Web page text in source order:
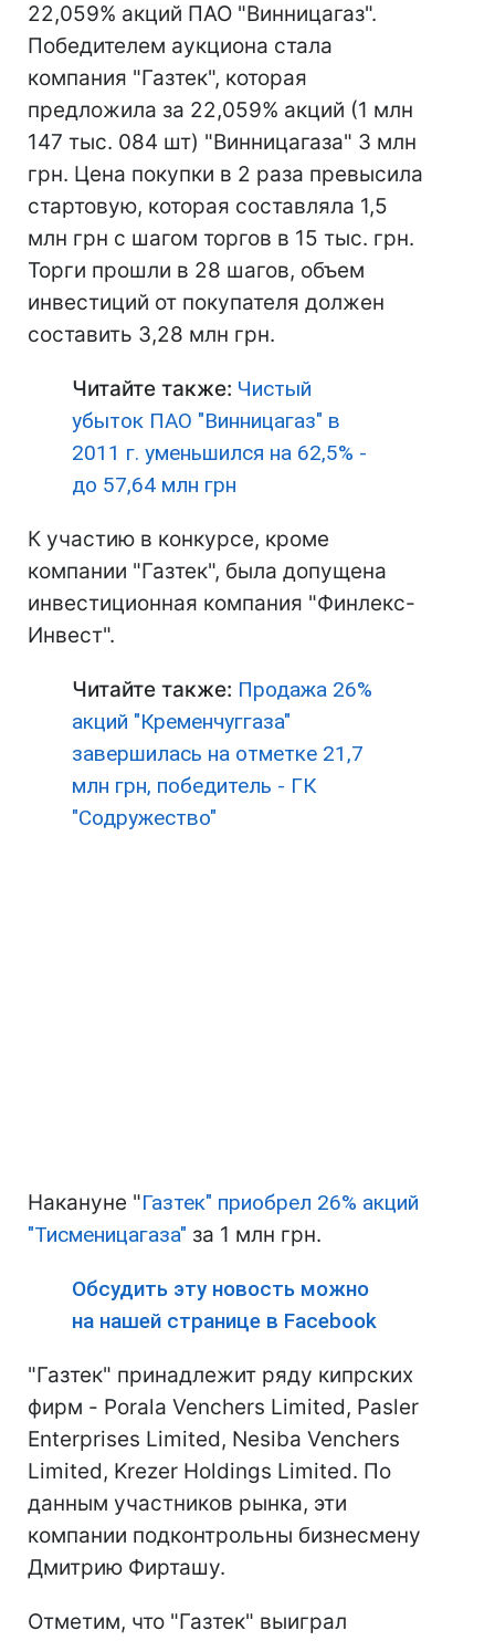
22,059% акций ПАО "Винницагаз".
Победителем аукциона стала
компания "Газтек", которая
предложила за 22,059% акций (1 млн
147 тыс. 084 шт) "Винницагаза" 3 млн
грн. Цена покупки в 2 раза превысила
стартовую, которая составляла 1,5
млн грн с шагом торгов в 15 тыс. грн.
Торги прошли в 28 шагов, объем
инвестиций от покупателя должен
составить 3,28 млн грн.
Читайте также: Чистый
убыток ПАО "Винницагаз" в
2011 г. уменьшился на 62,5% -
до 57,64 млн грн
К участию в конкурсе, кроме
компании "Газтек", была допущена
инвестиционная компания "Финлекс-
Инвест".
Читайте также: Продажа 26%
акций "Кременчуггаза"
завершилась на отметке 21,7
млн грн, победитель - ГК
"Содружество"
Накануне "Газтек" приобрел 26% акций
"Тисменицагаза" за 1 млн грн.
Обсудить эту новость можно
на нашей странице в Facebook
"Газтек" принадлежит ряду кипрских
фирм - Porala Venchers Limited, Pasler
Enterprises Limited, Nesiba Venchers
Limited, Krezer Holdings Limited. По
данным участников рынка, эти
компании подконтрольны бизнесмену
Дмитрию Фирташу.
Отметим, что "Газтек" выиграл